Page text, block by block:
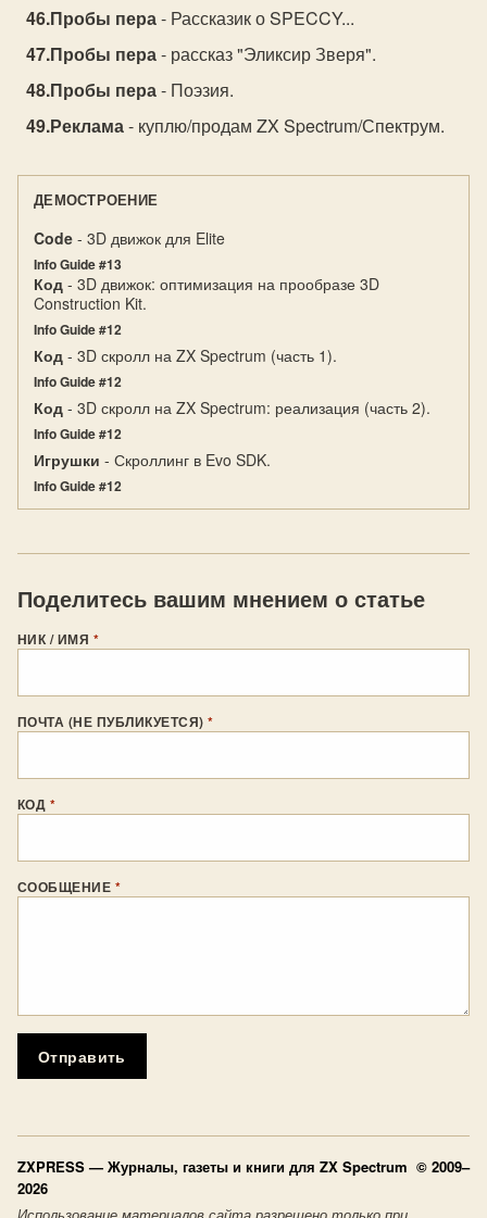
Пробы пера- Рассказик о SPECCY...
Пробы пера- рассказ "Эликсир Зверя".
Пробы пера- Поэзия.
Реклама- куплю/продам ZX Spectrum/Спектрум.
ДЕМОСТРОЕНИЕ
Code - 3D движок для Elite
Info Guide #13
Код - 3D движок: оптимизация на прообразе 3D
Construction Kit.
Info Guide #12
Код - 3D скролл на ZX Spectrum (часть 1).
Info Guide #12
Код - 3D скролл на ZX Spectrum: реализация (часть 2).
Info Guide #12
Игрушки - Скроллинг в Evo SDK.
Info Guide #12
Поделитесь вашим мнением о статье
НИК / ИМЯ *
ПОЧТА (НЕ ПУБЛИКУЕТСЯ)*
КОД *
СООБЩЕНИЕ *
Отправить
ZXPRESS — Журналы, газеты и книги для ZX Spectrum © 2009–
2026